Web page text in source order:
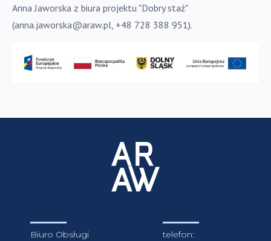
Anna Jaworska z biura projektu "Dobry staż"
(anna.jaworska@araw.pl, +48 728 388 951).
Biuro Obsługi
telefon: